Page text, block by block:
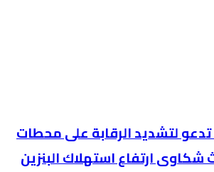
تدعو لتشديد الرقابة على محطات
ارتفاع استهلاك البنزين